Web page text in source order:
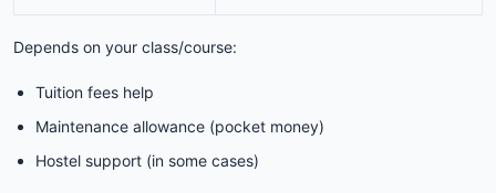
Depends on your class/course:
Tuition fees help
Maintenance allowance (pocket money)
Hostel support (in some cases)